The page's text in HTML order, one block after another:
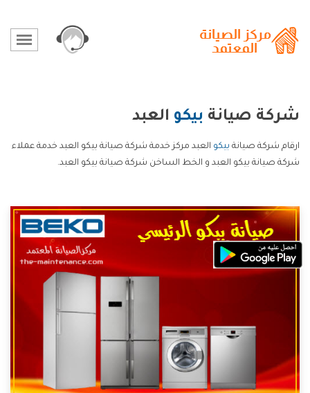
شركة صيانة بيكو العبد
ارقام شركة صيانة بيكو العبد مركز خدمة شركة صيانة بيكو العبد خدمة عملاء
شركة صيانة بيكو العبد و الخط الساخن شركة صيانة بيكو العبد.